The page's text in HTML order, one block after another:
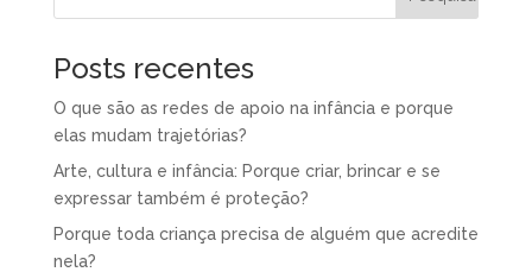
Posts recentes
O que são as redes de apoio na infância e porque
elas mudam trajetórias?
Arte, cultura e infância: Porque criar, brincar e se
expressar também é proteção?
Porque toda criança precisa de alguém que acredite
nela?